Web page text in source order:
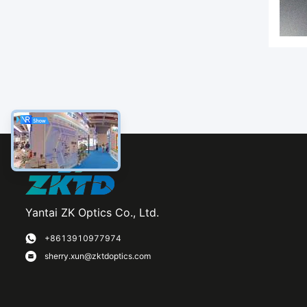
Yantai ZK Optics Co., Ltd.
+8613910977974
sherry.xun@zktdoptics.com